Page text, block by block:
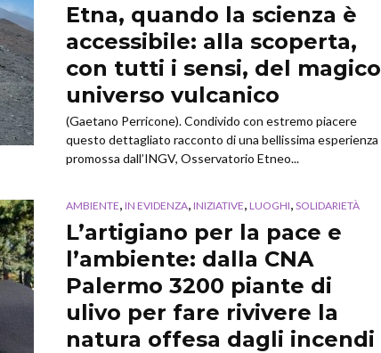
Etna, quando la scienza è
accessibile: alla scoperta,
con tutti i sensi, del magico
universo vulcanico
(Gaetano Perricone). Condivido con estremo piacere
questo dettagliato racconto di una bellissima esperienza
promossa dall’INGV, Osservatorio Etneo...
AMBIENTE, IN EVIDENZA, INIZIATIVE, LUOGHI, SOLIDARIETÀ
L’artigiano per la pace e
l’ambiente: dalla CNA
Palermo 3200 piante di
ulivo per fare rivivere la
natura offesa dagli incendi